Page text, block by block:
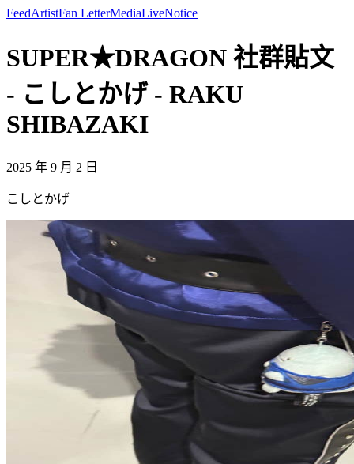
FeedArtistFan LetterMediaLiveNotice
SUPER★DRAGON 社群貼文
- こしとかげ - RAKU
SHIBAZAKI
2025 年 9 月 2 日
こしとかげ